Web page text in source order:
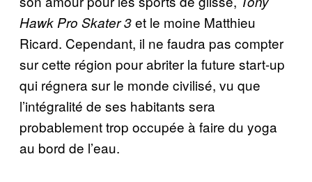
Hawk Pro Skater 3et le moine Matthieu
Ricard. Cependant, il ne faudra pas compter
sur cette région pour abriter la future start-up
qui régnera sur le monde civilisé, vu que
l’intégralité de ses habitants sera
probablement trop occupée à faire du yoga
au bord de l’eau.